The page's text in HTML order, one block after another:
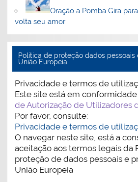
Oração a Pomba Gira
volta seu amor
Politica de proteção dados pessoais
União Europeia
Privacidade e termos de
Este site está em
de Autorização de Utilizadores
Por favor, consulte:
Privacidade e termos de
O navegar neste site, está a
aceitação aos termos legais da
proteção de dados pessoais e
União Europeia